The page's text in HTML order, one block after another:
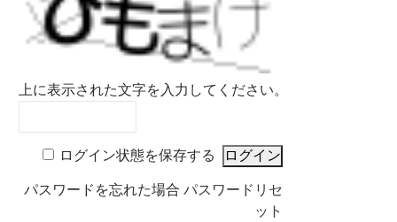
上に表示された文字を入力してください。
ログイン状態を保存する
パスワードを忘れた場合パスワードリセ
ット